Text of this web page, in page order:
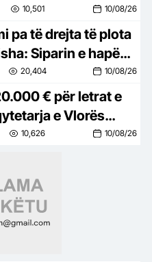
nga SHBA
10,501 10/08/26
pa të drejta të plota
Siparin e hapën
i tij Edi Rama
20,404 10/08/26
€ për letrat e
e Vlorës
te
10,626 10/08/26